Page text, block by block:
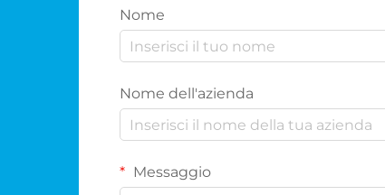
Nome
Nome dell'azienda
Messaggio